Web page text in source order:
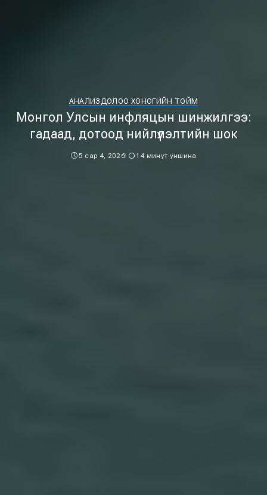
АНАЛИЗ ДОЛОО ХОНОГИЙН ТОЙМ
Монгол Улсын инфляцын шинжилгээ:
гадаад, дотоод нийлүүлэлтийн шок
5 сар 4, 2026 14 минут уншина